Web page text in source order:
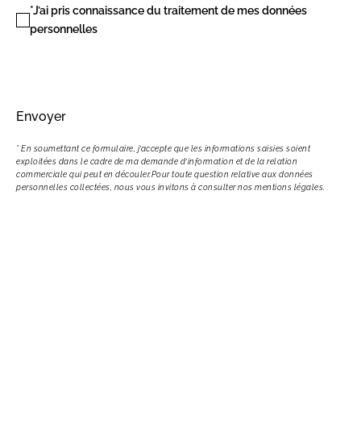
*J’ai pris connaissance du traitement de mes données
personnelles
Envoyer
* En soumettant ce formulaire, j’accepte que les informations saisies soient
exploitées dans le cadre de ma demande d’information et de la relation
commerciale qui peut en découler.Pour toute question relative aux données
personnelles collectées, nous vous invitons à consulter nos mentions légales.